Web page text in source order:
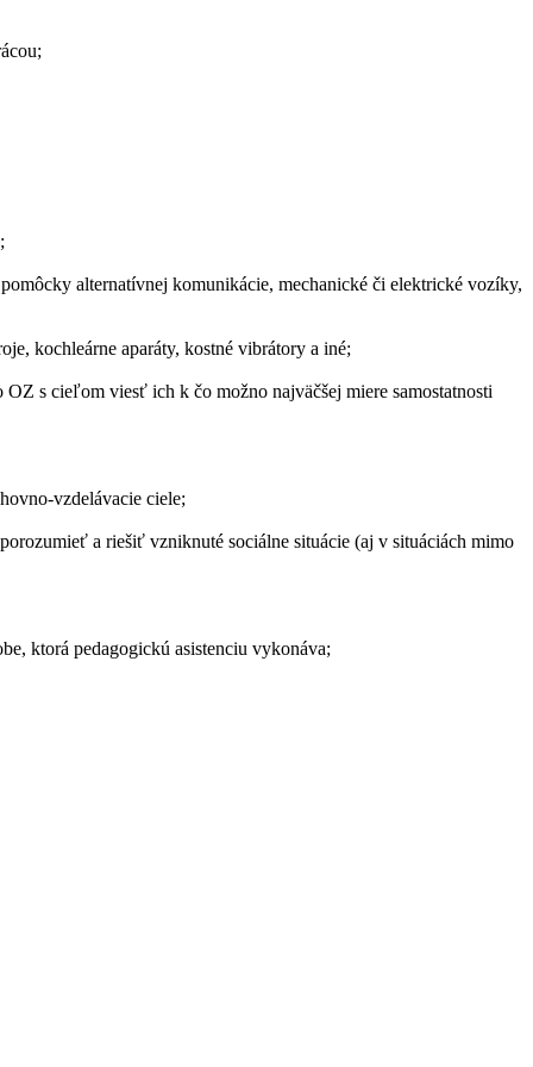
alternatívnej komunikácie, mechanické či elektrické vozíky,
kochleárne aparáty, kostné vibrátory a iné;
s cieľom viesť ich k čo možno najväčšej miere samostatnosti
vzdelávacie ciele;
a riešiť vzniknuté sociálne situácie (aj v situáciách mimo
ktorá pedagogickú asistenciu vykonáva;